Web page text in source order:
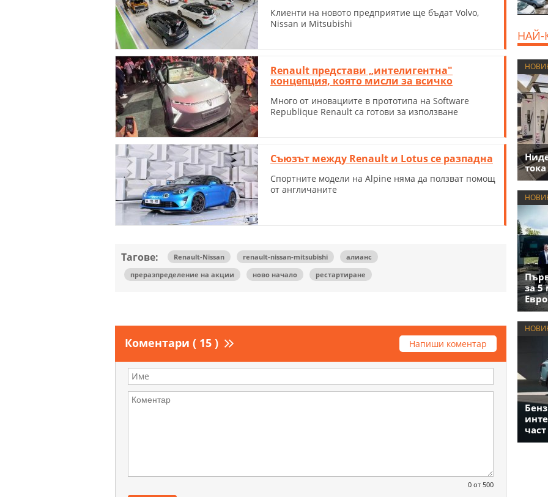
Клиенти на новото предприятие ще бъдат Volvo,
Nissan и Mitsubishi
Renault представи „интелигентна"
концепция, която мисли за всичко
Много от иновациите в прототипа на Software
Republique Renault са готови за използване
Съюзът между Renault и Lotus се разпадна
Спортните модели на Alpine няма да ползват помощ
от англичаните
Тагове: Renault-Nissan renault-nissan-mitsubishi
алианс
преразпределение на акции
ново начало рестартиране
Коментари ( 15 ) Напиши коментар
0 от 500
НАЙ-
за 5
част